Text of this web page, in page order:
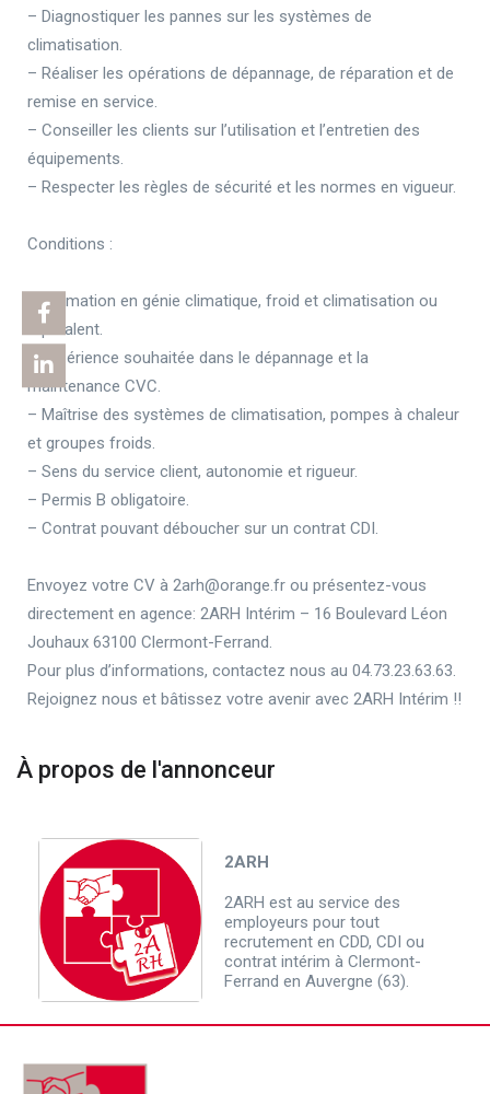
– Diagnostiquer les pannes sur les systèmes de
climatisation.
– Réaliser les opérations de dépannage, de réparation et de
remise en service.
– Conseiller les clients sur l’utilisation et l’entretien des
équipements.
– Respecter les règles de sécurité et les normes en vigueur.
Conditions :
– Formation en génie climatique, froid et climatisation ou
équivalent.
– Expérience souhaitée dans le dépannage et la
maintenance CVC.
– Maîtrise des systèmes de climatisation, pompes à chaleur
et groupes froids.
– Sens du service client, autonomie et rigueur.
– Permis B obligatoire.
– Contrat pouvant déboucher sur un contrat CDI.
Envoyez votre CV à 2arh@orange.fr ou présentez-vous
directement en agence: 2ARH Intérim – 16 Boulevard Léon
Jouhaux 63100 Clermont-Ferrand.
Pour plus d’informations, contactez nous au 04.73.23.63.63.
Rejoignez nous et bâtissez votre avenir avec 2ARH Intérim !!
À propos de l'annonceur
2ARH
2ARH est au service des
employeurs pour tout
recrutement en CDD, CDI ou
contrat intérim à Clermont-
Ferrand en Auvergne (63).